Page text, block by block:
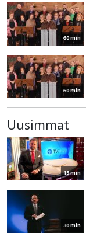
60 min
60 min
Uusimmat
15 min
30 min